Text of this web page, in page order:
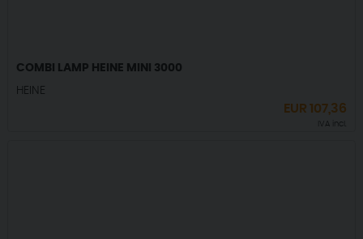
COMBI LAMP HEINE MINI 3000
HEINE
EUR107,36
IVA incl.